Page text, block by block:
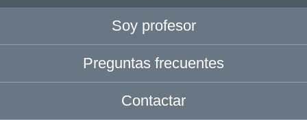
Soy profesor
Preguntas frecuentes
Contactar